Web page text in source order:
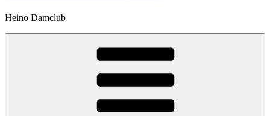
Heino Damclub